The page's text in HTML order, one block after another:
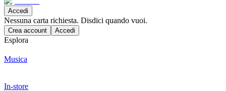
Accedi
Nessuna carta richiesta. Disdici quando vuoi.
Crea account Accedi
Esplora
Musica
In-store